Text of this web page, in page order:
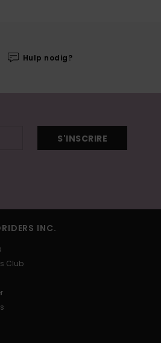
Hulp nodig?
S'INSCRIRE
INC.
Club